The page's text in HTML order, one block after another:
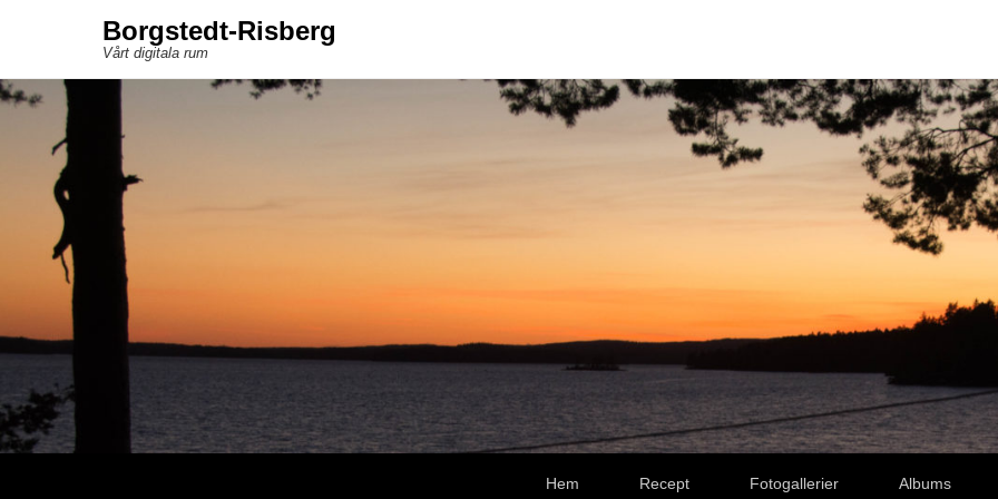
Borgstedt-Risberg
Vårt digitala rum
Hem
Recept Fotogallerier Albums